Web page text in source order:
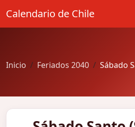
Calendario de Chile
Inicio Feriados 2040 Sábado